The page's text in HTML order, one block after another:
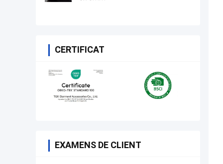
CERTIFICAT
EXAMENS DE CLIENT